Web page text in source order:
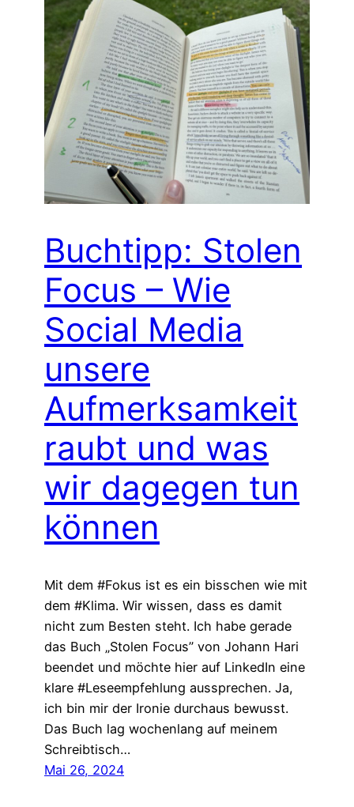
Buchtipp: Stolen
Focus – Wie
Social Media
unsere
Aufmerksamkeit
raubt und was
wir dagegen tun
können
Mit dem #Fokus ist es ein bisschen wie mit
dem #Klima. Wir wissen, dass es damit
nicht zum Besten steht. Ich habe gerade
das Buch „Stolen Focus” von Johann Hari
beendet und möchte hier auf LinkedIn eine
klare #Leseempfehlung aussprechen. Ja,
ich bin mir der Ironie durchaus bewusst.
Das Buch lag wochenlang auf meinem
Schreibtisch…
Mai 26, 2024